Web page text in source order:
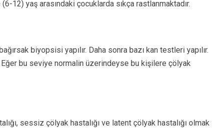
12) yaş arasındaki çocuklarda sıkça rastlanmaktadır.
biyopsisi yapılır. Daha sonra bazı kan testleri yapılır.
bu seviye normalin üzerindeyse bu kişilere çölyak
sessiz çölyak hastalığı ve latent çölyak hastalığı olmak